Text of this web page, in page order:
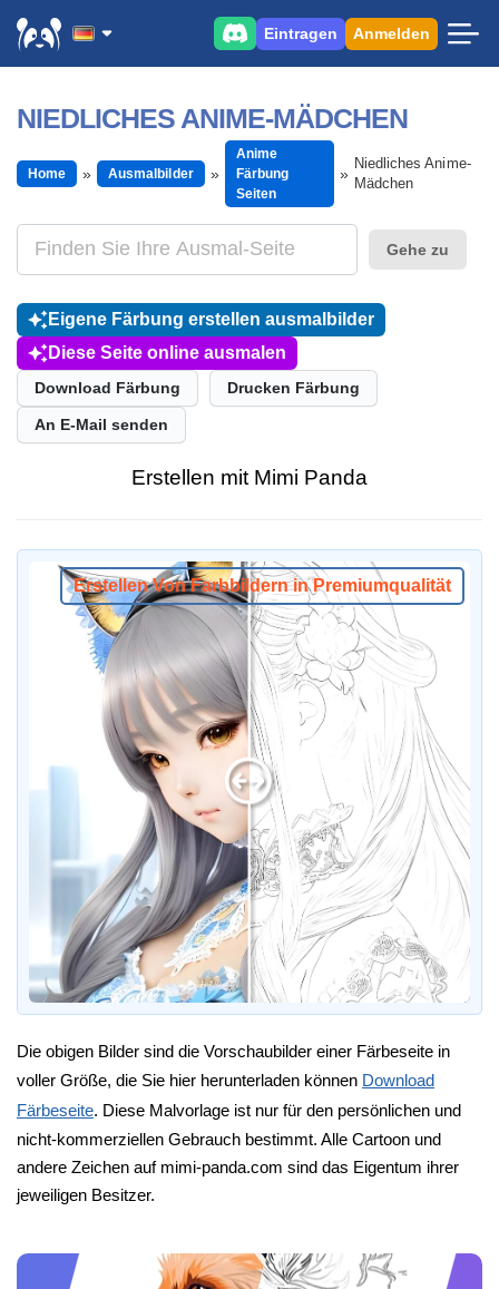
Eintragen Anmelden
NIEDLICHES ANIME-MÄDCHEN
Home Ausmalbilder
Anime
Färbung
Seiten
Niedliches Anime-
Mädchen
Gehe zu
Eigene Färbung erstellen ausmalbilder
Diese Seite online ausmalen
Download Färbung Drucken Färbung
An E-Mail senden
Erstellen mit Mimi Panda
Erstellen Von Farbbildern in Premiumqualität
Die obigen Bilder sind die Vorschaubilder einer Färbeseite in
voller Größe, die Sie hier herunterladen können Download
Färbeseite. Diese Malvorlage ist nur für den persönlichen und
nicht-kommerziellen Gebrauch bestimmt. Alle Cartoon und
andere Zeichen auf mimi-panda.com sind das Eigentum ihrer
jeweiligen Besitzer.